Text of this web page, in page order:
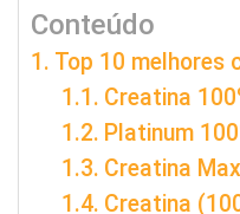
Conteúdo
Top 10 melhores
Creatina
Platinum
Creatina
Creatina